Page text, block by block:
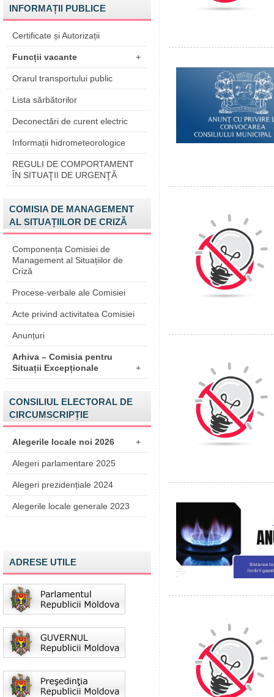
INFORMAȚII PUBLICE
Certificate și Autorizații
Funcții vacante +
Orarul transportului public
Lista sărbătorilor
Deconectări de curent electric
Informații hidrometeorologice
REGULI DE COMPORTAMENT
ÎN SITUAŢII DE URGENŢĂ
COMISIA DE MANAGEMENT
AL SITUAȚIILOR DE CRIZĂ
Componența Comisiei de
Management al Situațiilor de
Criză
Procese-verbale ale Comisiei
Acte privind activitatea Comisiei
Anunțuri
Arhiva – Comisia pentru
Situații Excepționale
+
CONSILIUL ELECTORAL DE
CIRCUMSCRIPȚIE
Alegerile locale noi 2026 +
Alegeri parlamentare 2025
Alegeri prezidențiale 2024
Alegerile locale generale 2023
ADRESE UTILE